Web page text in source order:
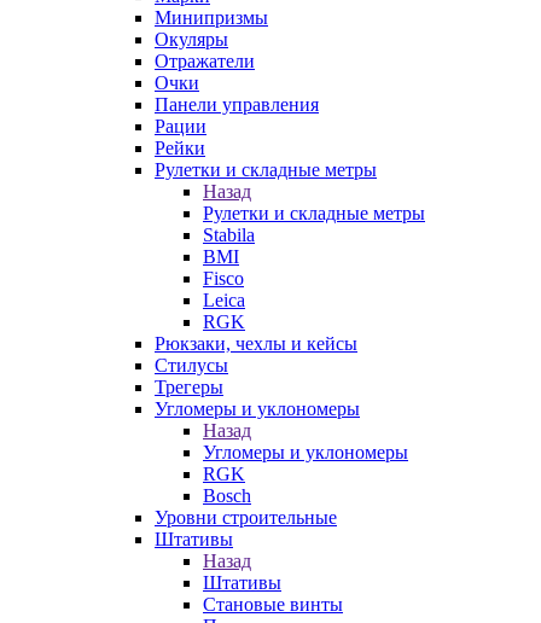
Минипризмы
Окуляры
Отражатели
Очки
Панели управления
Рации
Рейки
Рулетки и складные метры
Назад
Рулетки и складные метры
Stabila
BMI
Fisco
Leica
RGK
Рюкзаки, чехлы и кейсы
Стилусы
Трегеры
Угломеры и уклономеры
Назад
Угломеры и уклономеры
RGK
Bosch
Уровни строительные
Штативы
Назад
Штативы
Становые винты